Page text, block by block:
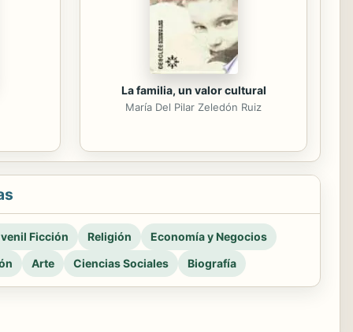
La familia, un valor cultural
María Del Pilar Zeledón Ruiz
Ficción Religión
Economía y Negocios
Arte Ciencias Sociales Biografía